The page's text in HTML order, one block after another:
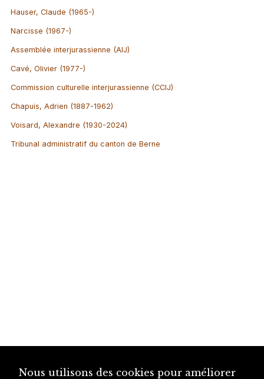
Hauser, Claude (1965-)
Narcisse (1967-)
Assemblée interjurassienne (AIJ)
Cavé, Olivier (1977-)
Commission culturelle interjurassienne (CCIJ)
Chapuis, Adrien (1887-1962)
Voisard, Alexandre (1930-2024)
Tribunal administratif du canton de Berne
Nous utilisons des cookies pour améliorer